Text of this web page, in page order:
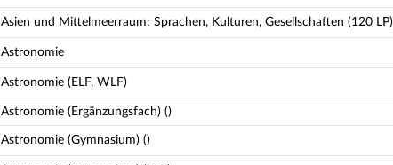
Asien und Mittelmeerraum: Sprachen, Kulturen, Gesellschaften (120 LP)
Astronomie
Astronomie (ELF, WLF)
Astronomie (Ergänzungsfach) ()
Astronomie (Gymnasium) ()